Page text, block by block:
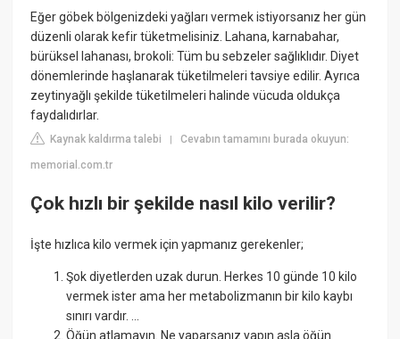
Eğer göbek bölgenizdeki yağları vermek istiyorsanız her gün
düzenli olarak kefir tüketmelisiniz. Lahana, karnabahar,
bürüksel lahanası, brokoli: Tüm bu sebzeler sağlıklıdır. Diyet
dönemlerinde haşlanarak tüketilmeleri tavsiye edilir. Ayrıca
zeytinyağlı şekilde tüketilmeleri halinde vücuda oldukça
faydalıdırlar.
Kaynak kaldırma talebi |Cevabın tamamını burada okuyun:
memorial.com.tr
Çok hızlı bir şekilde nasıl kilo verilir?
İşte hızlıca kilo vermek için yapmanız gerekenler;
Şok diyetlerden uzak durun. Herkes 10 günde 10 kilo
vermek ister ama her metabolizmanın bir kilo kaybı
sınırı vardır. ...
Öğün atlamayın. Ne yaparsanız yapın asla öğün